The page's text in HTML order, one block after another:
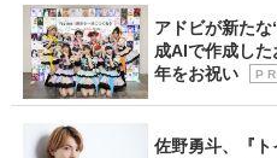
アドビが新た
成AIで作成し
年をお祝い
P R
佐野勇斗、『